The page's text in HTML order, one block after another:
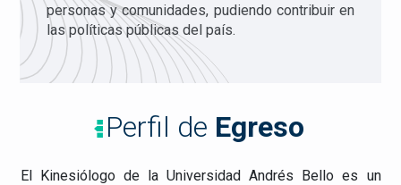
personas y comunidades, pudiendo contribuir en
las políticas públicas del país.
Perfil de Egreso
El Kinesiólogo de la Universidad Andrés Bello es un